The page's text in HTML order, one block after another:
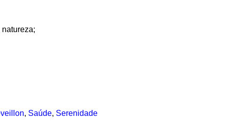
, Saúde, Serenidade